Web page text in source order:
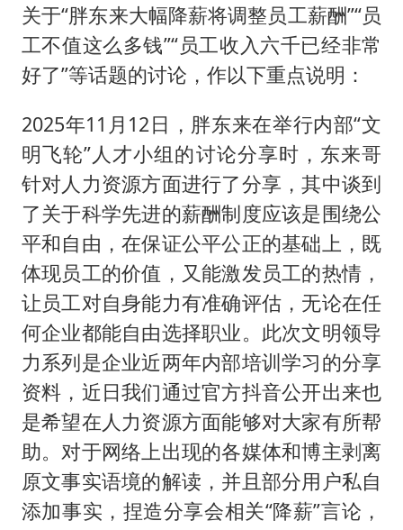
关于“胖东来大幅降薪将调整员工薪酬”“员
工不值这么多钱”“员工收入六千已经非常
好了”等话题的讨论，作以下重点说明：
2025年11月12日，胖东来在举行内部“文
明飞轮”人才小组的讨论分享时，东来哥
针对人力资源方面进行了分享，其中谈到
了关于科学先进的薪酬制度应该是围绕公
平和自由，在保证公平公正的基础上，既
体现员工的价值，又能激发员工的热情，
让员工对自身能力有准确评估，无论在任
何企业都能自由选择职业。此次文明领导
力系列是企业近两年内部培训学习的分享
资料，近日我们通过官方抖音公开出来也
是希望在人力资源方面能够对大家有所帮
助。对于网络上出现的各媒体和博主剥离
原文事实语境的解读，并且部分用户私自
添加事实，捏造分享会相关“降薪”言论，